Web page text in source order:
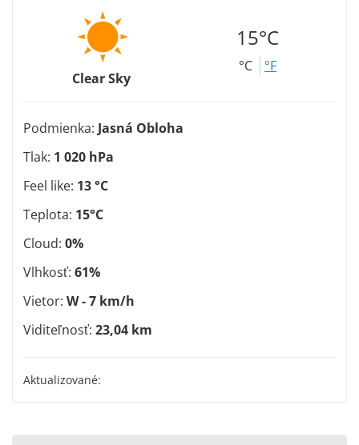
Clear Sky
15°C
°C °F
Podmienka: Jasná Obloha
Tlak: 1 020 hPa
Feel like: 13 °C
Teplota: 15°C
Cloud: 0%
Vlhkosť: 61%
Vietor: W - 7 km/h
Viditeľnosť: 23,04 km
Aktualizované: